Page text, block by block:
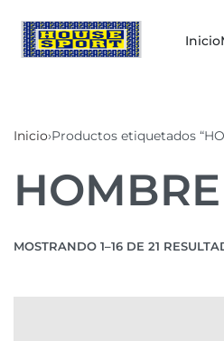
Inicio
Inicio›Productos etiquetados
HOMBRE
MOSTRANDO 1–16 DE 21